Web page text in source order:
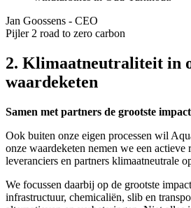
Jan Goossens - CEO
Pijler 2 road to zero carbon
2. Klimaatneutraliteit in
waardeketen
Samen met partners de grootste
Ook buiten onze eigen processen wil
onze waardeketen nemen we een actieve
leveranciers en partners klimaatneutrale
We focussen daarbij op de grootste
infrastructuur, chemicaliën, slib en